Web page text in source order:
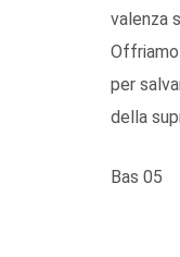
valenza
per
della
Bas 05